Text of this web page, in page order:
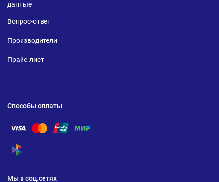
данные
Вопрос-ответ
Производители
Прайс-лист
Способы оплаты
Помощь по оплате Visa
Помощь по оплате Mastercard
Помощь по оплате UnionPay
Помощь по оплате Мир
Помощь по оплате СБП
Мы в соц.сетях